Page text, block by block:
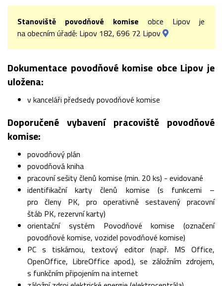
Stanoviště povodňové komise obce Lipov je
na obecním úřadě: Lipov 182, 696 72 Lipov
Dokumentace povodňové komise obce Lipov je
uložena:
v kanceláři předsedy povodňové komise
Doporučené vybavení pracoviště povodňové
komise:
povodňový plán
povodňová kniha
pracovní sešity členů komise (min. 20 ks) - evidované
identifikační karty členů komise (s funkcemi –
pro členy PK, pro operativně sestavený pracovní
štáb PK, rezervní karty)
orientační systém Povodňové komise (označení
povodňové komise, vozidel povodňové komise)
PC s tiskárnou, textový editor (např. MS Office,
OpenOffice, LibreOffice apod.), se záložním zdrojem,
s funkčním připojením na internet